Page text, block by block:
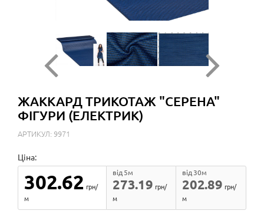
ЖАККАРД ТРИКОТАЖ "СЕРЕНА"
ФІГУРИ (ЕЛЕКТРИК)
АРТИКУЛ: 9971
Ціна:
302.62 грн/
м
273.19
від 5м
грн/
м
202.89
від 30м
грн/
м